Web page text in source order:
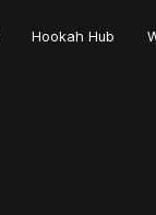
Hookah Hub